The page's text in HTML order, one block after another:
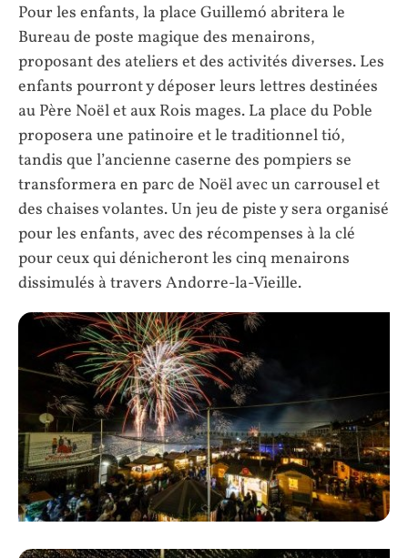
Pour les enfants, la place Guillemó abritera le
Bureau de poste magique des menairons,
proposant des ateliers et des activités diverses. Les
enfants pourront y déposer leurs lettres destinées
au Père Noël et aux Rois mages. La place du Poble
proposera une patinoire et le traditionnel tió,
tandis que l’ancienne caserne des pompiers se
transformera en parc de Noël avec un carrousel et
des chaises volantes. Un jeu de piste y sera organisé
pour les enfants, avec des récompenses à la clé
pour ceux qui dénicheront les cinq menairons
dissimulés à travers Andorre-la-Vieille.